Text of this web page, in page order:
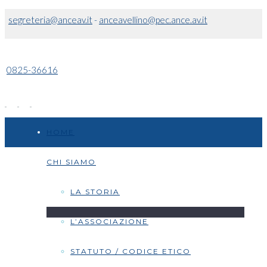
segreteria@anceav.it- anceavellino@pec.ance.av.it
0825-36616
CHI SIAMO
LA STORIA
L’ASSOCIAZIONE
STATUTO / CODICE ETICO